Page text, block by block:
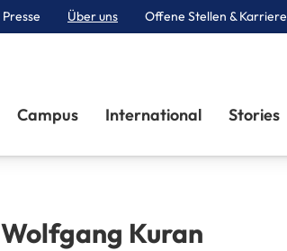
Presse Über uns Offene Stellen & Karriere
Campus International Stories
Wolfgang Kuran